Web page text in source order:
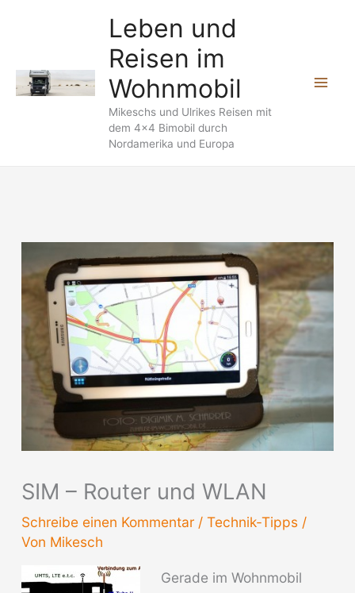
Leben und
Reisen im
Wohnmobil
Mikeschs und Ulrikes Reisen mit
dem 4x4 Bimobil durch
Nordamerika und Europa
SIM – Router und WLAN
Schreibe einen Kommentar / Technik-Tipps/
Von Mikesch
Gerade im Wohnmobil